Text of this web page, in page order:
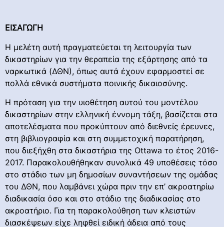
ΕΙΣΑΓΩΓΗ
Η μελέτη αυτή πραγματεύεται τη λειτουργία των
δικαστηρίων για την θεραπεία της εξάρτησης από τα
ναρκωτικά (ΔΘΝ), όπως αυτά έχουν εφαρμοστεί σε
πολλά εθνικά συστήματα ποινικής δικαιοσύνης.
H πρόταση για την υιοθέτηση αυτού του μοντέλου
δικαστηρίων στην ελληνική έννομη τάξη, βασίζεται στα
αποτελέσματα που προκύπτουν από διεθνείς έρευνες,
στη βιβλιογραφία και στη συμμετοχική παρατήρηση,
που διεξήχθη στα δικαστήρια της Ottawa το έτος 2016-
2017. Παρακολουθήθηκαν συνολικά 49 υποθέσεις τόσο
στο στάδιο των μη δημοσίων συναντήσεων της ομάδας
του ΔΘΝ, που λαμβάνει χώρα πριν την επ’ ακροατηρίω
διαδικασία όσο και στο στάδιο της διαδικασίας στο
ακροατήριο. Για τη παρακολούθηση των κλειστών
διασκέψεων είχε ληφθεί ειδική άδεια από τους